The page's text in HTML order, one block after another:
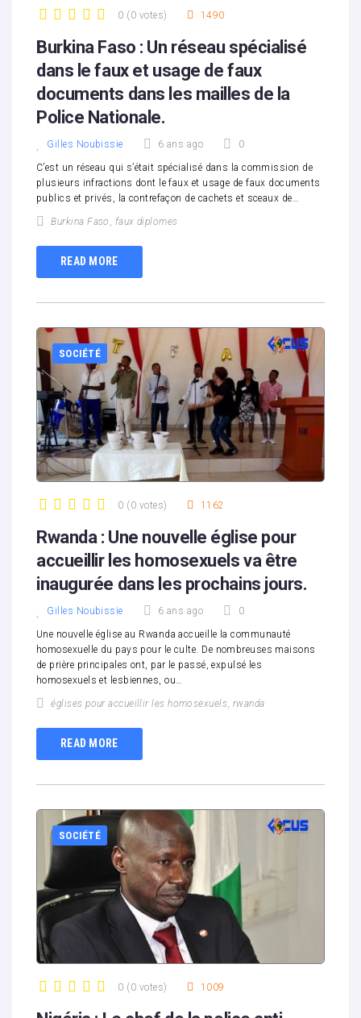
0 (0 votes) 1490
Burkina Faso : Un réseau spécialisé
dans le faux et usage de faux
documents dans les mailles de la
Police Nationale.
Gilles Noubissie 6 ans ago 0
C’est un réseau qui s’était spécialisé dans la commission de
plusieurs infractions dont le faux et usage de faux documents
publics et privés, la contrefaçon de cachets et sceaux de…
Burkina Faso faux diplomes
READ MORE
SOCIÉTÉ
0 (0 votes) 1162
Rwanda : Une nouvelle église pour
accueillir les homosexuels va être
inaugurée dans les prochains jours.
Gilles Noubissie 6 ans ago 0
Une nouvelle église au Rwanda accueille la communauté
homosexuelle du pays pour le culte. De nombreuses maisons
de prière principales ont, par le passé, expulsé les
homosexuels et lesbiennes, ou…
églises pour accueillir les homosexuels rwanda
READ MORE
SOCIÉTÉ
0 (0 votes) 1009